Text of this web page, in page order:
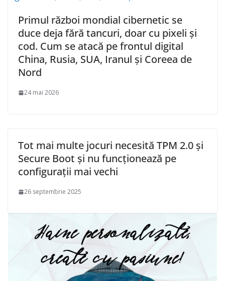
Primul război mondial cibernetic se
duce deja fără tancuri, doar cu pixeli și
cod. Cum se atacă pe frontul digital
China, Rusia, SUA, Iranul și Coreea de
Nord
24 mai 2026
Tot mai multe jocuri necesită TPM 2.0 și
Secure Boot și nu funcționează pe
configurații mai vechi
26 septembrie 2025